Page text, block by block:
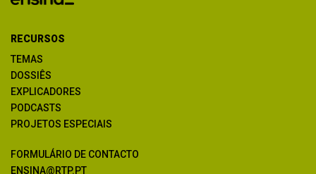
RECURSOS
TEMAS
DOSSIÊS
EXPLICADORES
PODCASTS
PROJETOS ESPECIAIS
FORMULÁRIO DE CONTACTO
ENSINA@RTP.PT